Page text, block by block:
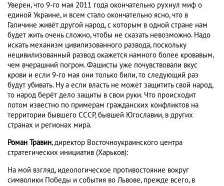
Уверен, что 9-го мая 2011 года окончательно рухнул миф о
единой Украине, и всем стало окончательно ясно, что в
Галичине живёт другой народ, с которым в одной стране нам
будет жить очень сложно, чтобы не сказать невозможно. Надо
искать механизм цивилизованного развода, поскольку
нецивилизованный развод окажется намного более кровавым,
чем вчерашний погром. Фашисты уже почувствовали вкус
крови и если 9-го мая они только били, то следующий раз
будут убивать. Ну а если власть не может защитить свой народ,
то народ берёт дело защиты в свои руки. Что происходит
потом известно по примерам гражданских конфликтов на
территории бывшего СССР, бывшей Югославии, в других
странах и регионах мира.
Роман Травин, директор Восточноукраинского центра
стратегических инициатив (Харьков):
На мой взгляд, идеологическое противостояние вокруг
символики Победы и события во Львове, прежде всего, в